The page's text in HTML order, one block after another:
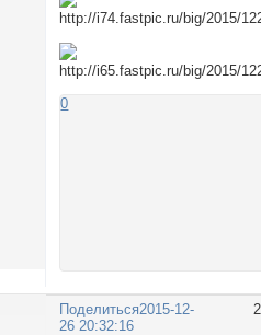
0
Поделиться2015-12-
26 20:32:16